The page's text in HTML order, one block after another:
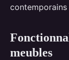
meubles